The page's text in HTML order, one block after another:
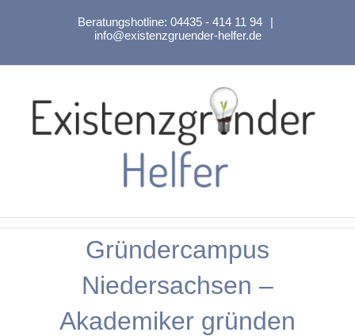
Beratungshotline: 04435 - 414 11 94
|
info@existenzgruender-helfer.de
Gründercampus
Niedersachsen –
Akademiker gründen